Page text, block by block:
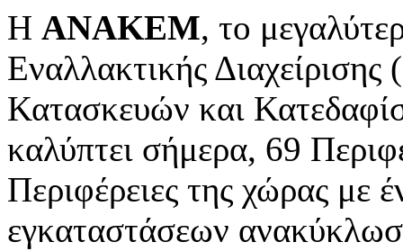
Η ΑΝΑΚΕΜ, το
Εναλλακτικής
Κατασκευών και
καλύπτει σήμερα, 69
Περιφέρειες της χώρας με
εγκαταστάσεων